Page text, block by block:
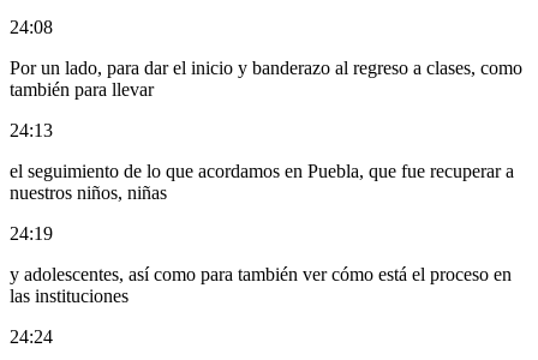
24:08
Por un lado, para dar el inicio y banderazo al regreso a clases, como
también para llevar
24:13
el seguimiento de lo que acordamos en Puebla, que fue recuperar a
nuestros niños, niñas
24:19
y adolescentes, así como para también ver cómo está el proceso en
las instituciones
24:24